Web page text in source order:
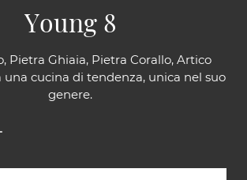
Pietra Ghiaia, Pietra Corallo, Artico
cucina di tendenza, unica nel suo
genere.
Young 8